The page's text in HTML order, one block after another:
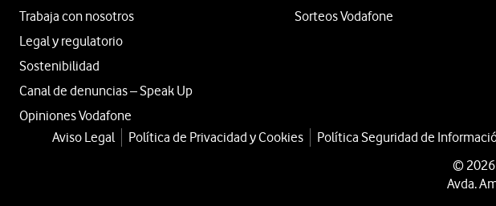
Trabaja con nosotros
Legal y regulatorio
Sostenibilidad
Canal de denuncias – Speak Up
Opiniones Vodafone
Sorteos Vodafone
Aviso Legal Política de Privacidad y Cookies Política Seguridad de
© 2026
Avda.